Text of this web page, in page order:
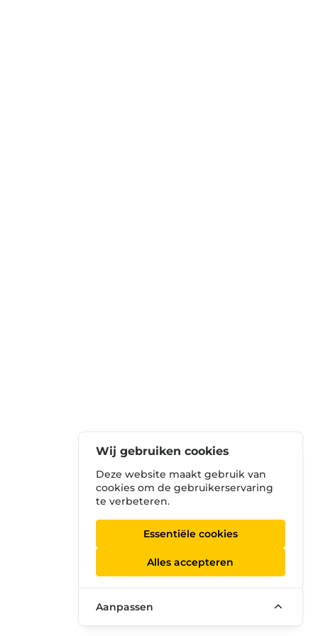
Wij gebruiken cookies
Deze website maakt gebruik van
cookies om de gebruikerservaring
te verbeteren.
Essentiële cookies
Alles accepteren
Aanpassen